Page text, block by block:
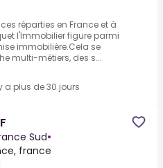
réparties en France et à
l'Immobilier figure parmi
immobilière.Cela se
multi-métiers, des s...
a plus de 30 jours
Sud•
france